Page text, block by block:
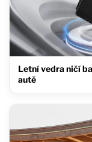
Letní vedra ničí
autě